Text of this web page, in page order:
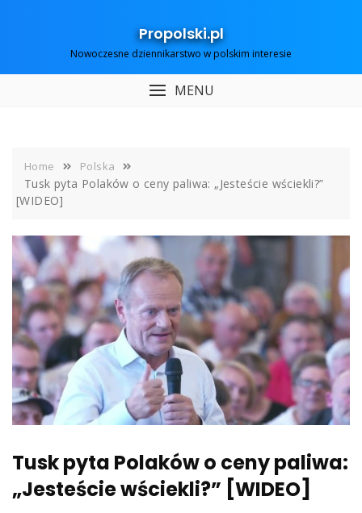
Propolski.pl
Nowoczesne dziennikarstwo w polskim interesie
MENU
Home Polska
Tusk pyta Polaków o ceny paliwa: „Jesteście wściekli?”
[WIDEO]
Tusk pyta Polaków o ceny paliwa:
„Jesteście wściekli?” [WIDEO]